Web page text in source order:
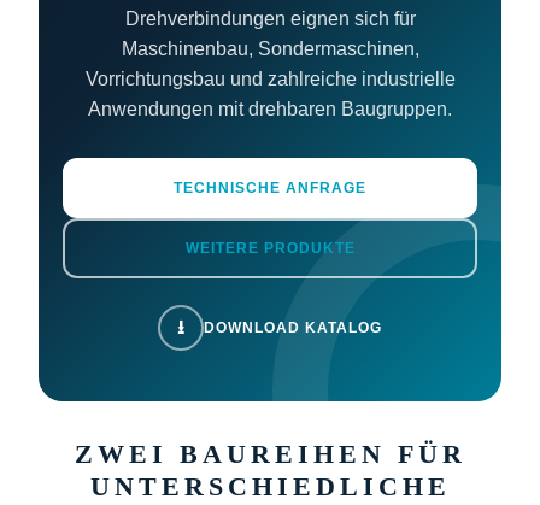
Drehverbindungen eignen sich für
Maschinenbau, Sondermaschinen,
Vorrichtungsbau und zahlreiche industrielle
Anwendungen mit drehbaren Baugruppen.
TECHNISCHE ANFRAGE
WEITERE PRODUKTE
⭳ DOWNLOAD KATALOG
ZWEI BAUREIHEN FÜR
UNTERSCHIEDLICHE